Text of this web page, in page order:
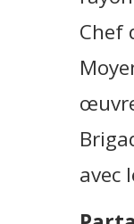
Chef
avec